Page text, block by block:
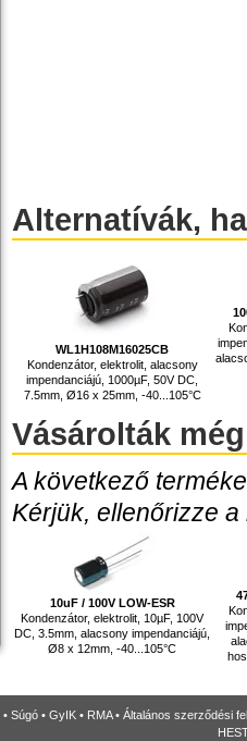
Alternatívák,
WL1H108M16025CB
Kondenzátor, elektrolit, alacsony
impendanciájú, 1000µF, 50V DC,
7.5mm, Ø16 x 25mm, -40...105°C
Vásárolták még
A következő
Kérjük, ellenőrizze
10uF / 100V LOW-ESR
Kondenzátor, elektrolit, 10µF, 100V
DC, 3.5mm, alacsony impendanciájú,
Ø8 x 12mm, -40...105°C
• Súgó • GyIK • RMA• Általános szerződési